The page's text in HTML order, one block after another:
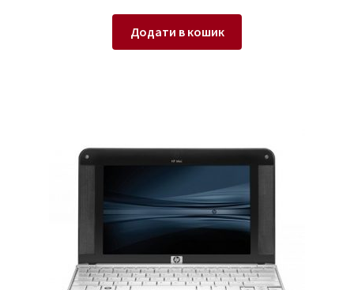
Додати в кошик